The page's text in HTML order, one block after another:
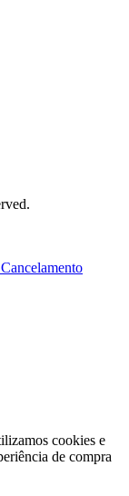
cookies e
de compra